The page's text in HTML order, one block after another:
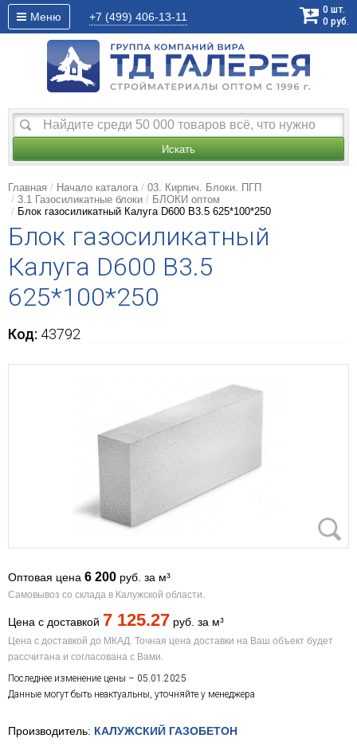
Меню +7 (499) 406-13-11
0 шт.
0 руб.
Искать
Главная Начало каталога
03. Кирпич. Блоки. ПГП
3.1 Газосиликатные блоки
БЛОКИ оптом
Блок газосиликатный Калуга D600 В3.5 625*100*250
Блок газосиликатный
Калуга D600 В3.5
625*100*250
Код: 43792
Оптовая цена 6 200 руб. за м³
Самовывоз со склада в Калужской области.
Цена с доставкой 7 125.27 руб. за м³
Цена с доставкой до МКАД. Точная цена доставки на Ваш объект будет
рассчитана и согласована с Вами.
Последнее изменение цены – 05.01.2025
Данные могут быть неактуальны, уточняйте у менеджера
Производитель: КАЛУЖСКИЙ ГАЗОБЕТОН